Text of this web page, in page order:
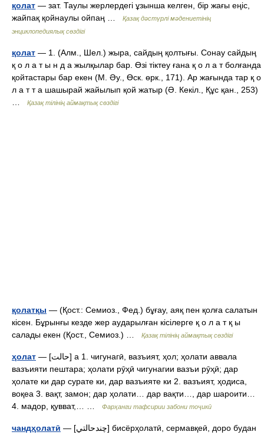
қолат — зат. Таулы жерлердегі ұзынша келген, бір жағы еңіс,
жайпақ қойнаулы ойпаң …
Қазақ дәстүрлі мәдениетінің
энциклопедиялық сөздігі
қолат — 1. (Алм., Шел.) жыра, сайдың қолтығы. Сонау сайдың
қ о л а т ы н д а жылқылар бар. Өзі тіктеу ғана қ о л а т болғанда
қойтастары бар екен (М. Әу., Өск. өрк., 171). Ар жағында тар қ о
л а т т а шашырай жайылып қой жатыр (Ә. Кекіл., Құс қан., 253)
Қазақ тілінің аймақтық сөздігі
қолатқы — (Қост.: Семиоз., Фед.) бұғау, аяқ пен қолға салатын
кісен. Бұрынғы кезде жер аударылған кісілерге қ о л а т қ ы
салады екен (Қост., Семиоз.) …
Қазақ тілінің аймақтық сөздігі
ҳолат — [حالت] а 1. чигунагӣ, вазъият, ҳол; ҳолати аввала
вазъияти пештара; ҳолати рӯҳӣ чигунагии вазъи рӯҳӣ; дар
ҳолате ки дар сурате ки, дар вазъияте ки 2. вазъият, ҳодиса,
воқеа 3. вақт, замон; дар ҳолати… дар вақти…, дар шароити…
4. мадор, қувват,… …
Фарҳанги тафсирии забони тоҷикӣ
чандҳолатӣ — [چندحالتي] бисёрҳолатӣ, сермавқеӣ, доро будан